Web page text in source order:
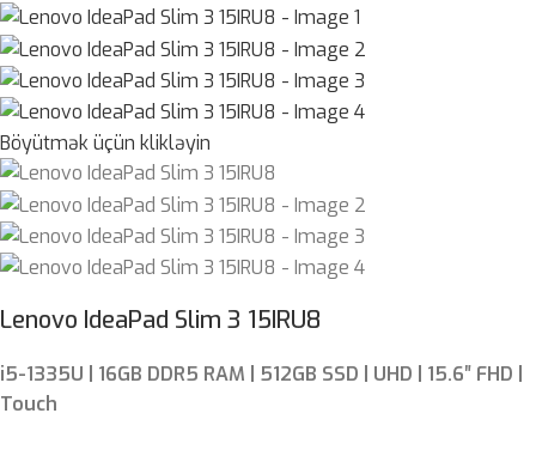
Böyütmək üçün klikləyin
Lenovo IdeaPad Slim 3 15IRU8
i5-1335U | 16GB DDR5 RAM | 512GB SSD | UHD | 15.6″ FHD |
Touch